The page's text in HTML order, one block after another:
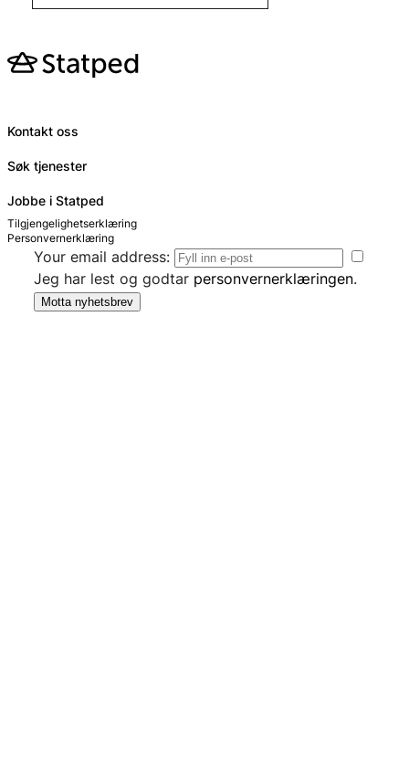
Kontakt oss
Søk tjenester
Jobbe i Statped
Tilgjengelighetserklæring
Personvernerklæring
Your email address:
Jeg har lest og godtar personvernerklæringen.
Motta nyhetsbrev